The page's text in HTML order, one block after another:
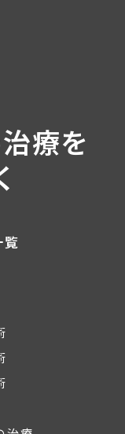
療を
覧